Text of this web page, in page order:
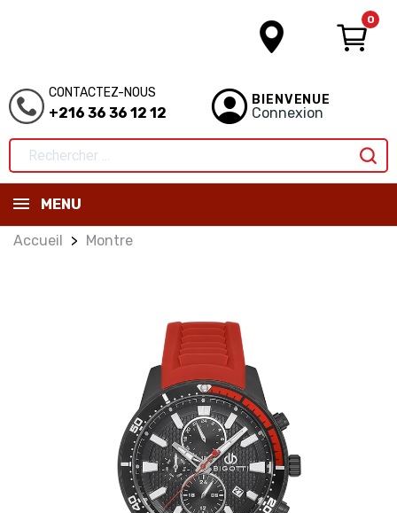
0
CONTACTEZ-NOUS
+216 36 36 12 12
BIENVENUE
Connexion
MENU
Accueil Montre